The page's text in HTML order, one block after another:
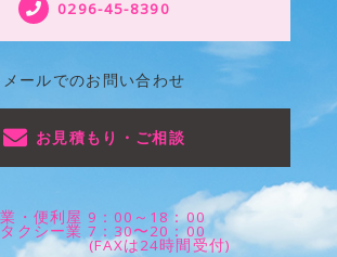
0296-45-8390
メールでのお問い合わせ
お見積もり・ご相談
・便利屋 9：00～18：00
クシー業 7：30〜20：00
は24時間受付)